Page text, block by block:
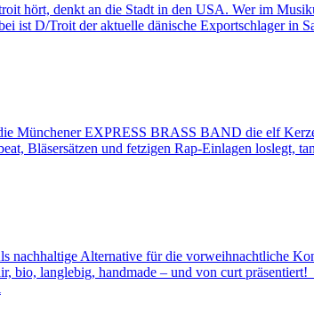
hört, denkt an die Stadt in den USA. Wer im
ist D/Troit der aktuelle dänische Exportschlager in
EXPRESS BRASS BAND die elf
Bläsersätzen und fetzigen Rap-Einlagen loslegt,
Alternative für die vorweihnachtliche
bio, langlebig, handmade – und von curt präsentiert!